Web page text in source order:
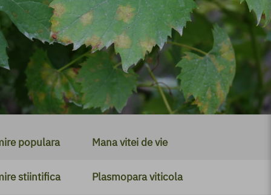
Adjuvanți
Regulatori de creștere
Igienă publică
Produse BIO
populara Mana vitei de vie
stiintifica Plasmopara viticola